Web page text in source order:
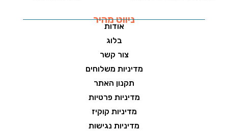
ניווט מהיר
אודות
בלוג
צור קשר
מדיניות משלוחים
תקנון האתר
מדיניות פרטיות
מדיניות קוקיז
מדיניות נגישות